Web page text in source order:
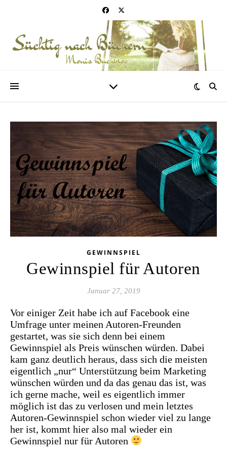
GEWINNSPIEL
Gewinnspiel für Autoren
Januar 27, 2019
Vor einiger Zeit habe ich auf Facebook eine
Umfrage unter meinen Autoren-Freunden
gestartet, was sie sich denn bei einem
Gewinnspiel als Preis wünschen würden. Dabei
kam ganz deutlich heraus, dass sich die meisten
eigentlich „nur“ Unterstützung beim Marketing
wünschen würden und da das genau das ist, was
ich gerne mache, weil es eigentlich immer
möglich ist das zu verlosen und mein letztes
Autoren-Gewinnspiel schon wieder viel zu lange
her ist, kommt hier also mal wieder ein
Gewinnspiel nur für Autoren